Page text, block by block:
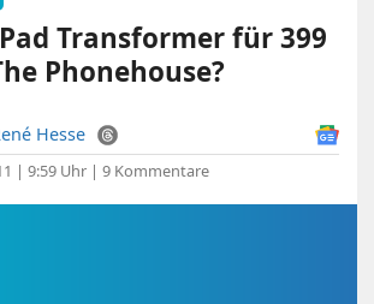
Pad Transformer für 399
Phonehouse?
Hesse
| 9:59 Uhr |9 Kommentare